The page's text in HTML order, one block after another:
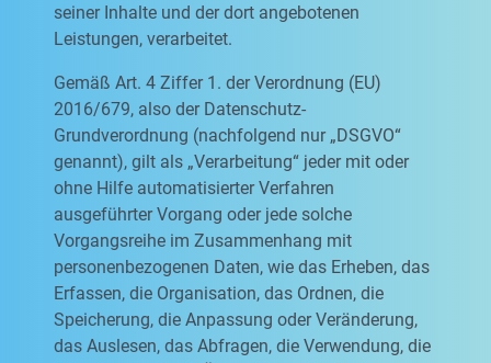
seiner Inhalte und der dort angebotenen
Leistungen, verarbeitet.
Gemäß Art. 4 Ziffer 1. der Verordnung (EU)
2016/679, also der Datenschutz-
Grundverordnung (nachfolgend nur „DSGVO“
genannt), gilt als „Verarbeitung“ jeder mit oder
ohne Hilfe automatisierter Verfahren
ausgeführter Vorgang oder jede solche
Vorgangsreihe im Zusammenhang mit
personenbezogenen Daten, wie das Erheben, das
Erfassen, die Organisation, das Ordnen, die
Speicherung, die Anpassung oder Veränderung,
das Auslesen, das Abfragen, die Verwendung, die